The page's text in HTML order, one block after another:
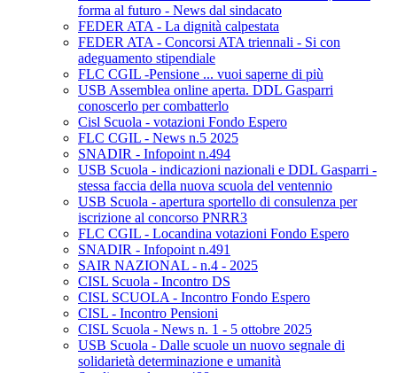
forma al futuro - News dal sindacato
FEDER ATA - La dignità calpestata
FEDER ATA - Concorsi ATA triennali - Si con
adeguamento stipendiale
FLC CGIL -Pensione ... vuoi saperne di più
USB Assemblea online aperta. DDL Gasparri
conoscerlo per combatterlo
Cisl Scuola - votazioni Fondo Espero
FLC CGIL - News n.5 2025
SNADIR - Infopoint n.494
USB Scuola - indicazioni nazionali e DDL Gasparri -
stessa faccia della nuova scuola del ventennio
USB Scuola - apertura sportello di consulenza per
iscrizione al concorso PNRR3
FLC CGIL - Locandina votazioni Fondo Espero
SNADIR - Infopoint n.491
SAIR NAZIONAL - n.4 - 2025
CISL Scuola - Incontro DS
CISL SCUOLA - Incontro Fondo Espero
CISL - Incontro Pensioni
CISL Scuola - News n. 1 - 5 ottobre 2025
USB Scuola - Dalle scuole un nuovo segnale di
solidarietà determinazione e umanità